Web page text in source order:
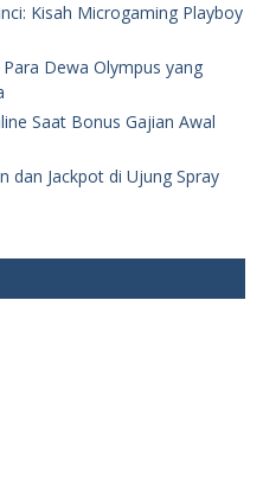
Kisah Microgaming Playboy
Dewa Olympus yang
Saat Bonus Gajian Awal
dan Jackpot di Ujung Spray